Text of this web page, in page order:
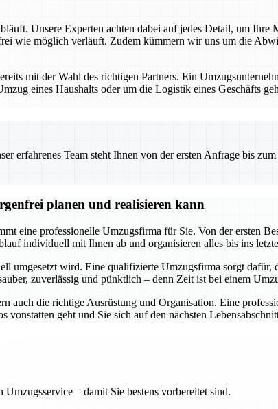
Unsere Experten achten dabei auf jedes Detail, um
wie möglich verläuft. Zudem kümmern wir uns um die
mit der Wahl des richtigen Partners. Ein
eines Haushalts oder um die Logistik eines Geschäfts
erfahrenes Team steht Ihnen von der ersten Anfrage bis
planen und realisieren kann
eine professionelle Umzugsfirma für Sie. Von der ersten
individuell mit Ihnen ab und organisieren alles bis ins
umgesetzt wird. Eine qualifizierte Umzugsfirma sorgt
zuverlässig und pünktlich – denn Zeit ist bei einem
auch die richtige Ausrüstung und Organisation. Eine
vonstatten geht und Sie sich auf den nächsten
– damit Sie bestens vorbereitet sind.